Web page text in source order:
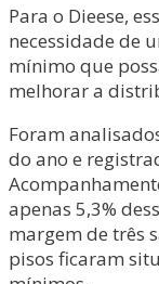
Para o Dieese,
necessidade de
mínimo que
melhorar a
Foram
do ano e
apenas 5,3%
margem de três
pisos ficaram